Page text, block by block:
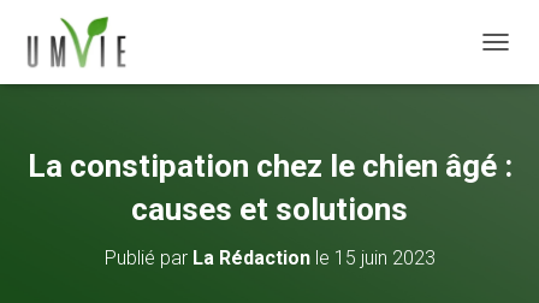
La constipation chez le chien âgé :
causes et solutions
Publié par La Rédactionle 15 juin 2023